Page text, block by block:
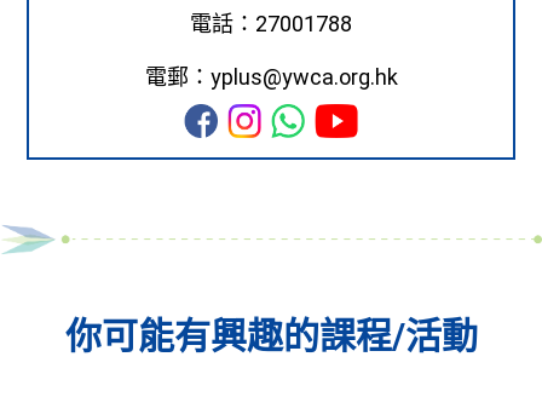
電話：27001788
電郵：yplus@ywca.org.hk
你可能有興趣的課程/活動